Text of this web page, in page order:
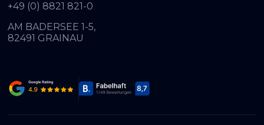
+49 (0) 8821 821-0
AM BADERSEE 1-5,
82491 GRAINAU